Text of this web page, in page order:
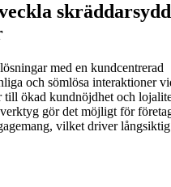
med en kundcentrerad
och sömlösa interaktioner
ökad kundnöjdhet och
gör det möjligt för
vilket driver långsiktig